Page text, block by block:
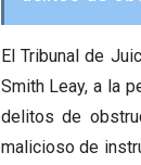
El Tribunal de
Smith Leay, a la
delitos de
malicioso de